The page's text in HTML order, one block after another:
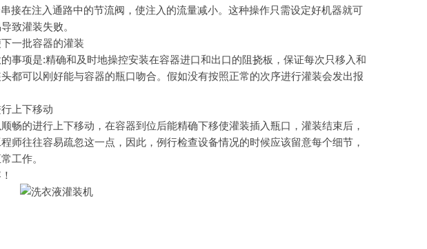
接在注入通路中的节流阀，使注入的流量减小。这种操作只需设定好机器就可
灌装失败。
一批容器的灌装
事项是:精确和及时地操控安装在容器进口和出口的阻挠板，保证每次只移入和
装头都可以刚好能与容器的瓶口吻合。假如没有按照正常的次序进行灌装会发出报
上下移动
上下移动，在容器到位后能精确下移使灌装插入瓶口，灌装结束后，
师往往容易疏忽这一点，因此，例行检查设备情况的时候应该留意每个细节，
。